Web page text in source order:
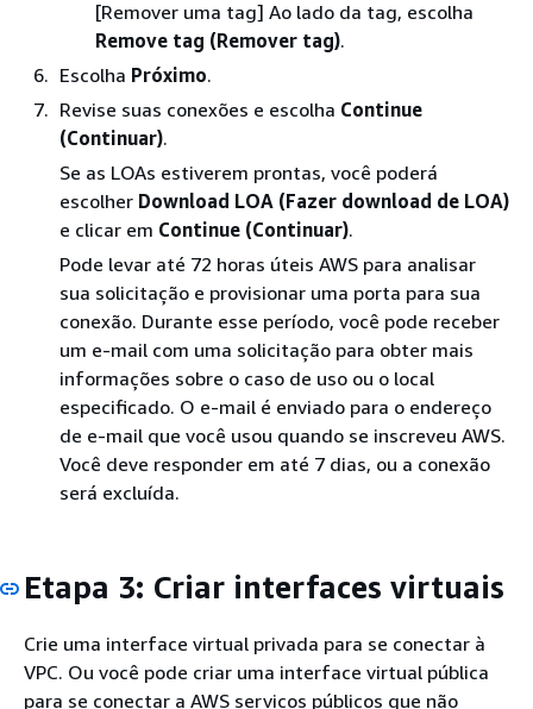
[Remover uma tag] Ao lado da tag, escolha
Remove tag (Remover tag).
Escolha Próximo.
Revise suas conexões e escolha Continue
(Continuar).
Se as LOAs estiverem prontas, você poderá
escolher Download LOA (Fazer download de LOA)
e clicar em Continue (Continuar).
Pode levar até 72 horas úteis AWS para analisar
sua solicitação e provisionar uma porta para sua
conexão. Durante esse período, você pode receber
um e-mail com uma solicitação para obter mais
informações sobre o caso de uso ou o local
especificado. O e-mail é enviado para o endereço
de e-mail que você usou quando se inscreveu AWS.
Você deve responder em até 7 dias, ou a conexão
será excluída.
Etapa 3: Criar interfaces virtuais
Crie uma interface virtual privada para se conectar à
VPC. Ou você pode criar uma interface virtual pública
para se conectar a AWS serviços públicos que não